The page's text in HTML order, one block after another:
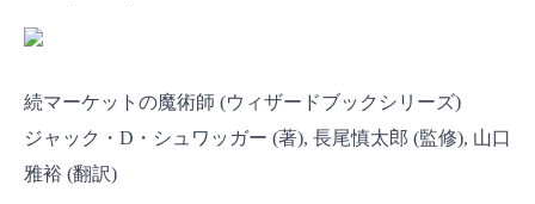
続マーケットの魔術師 (ウィザードブックシリーズ)
ジャック・D・シュワッガー (著), 長尾慎太郎 (監修), 山口
雅裕 (翻訳)